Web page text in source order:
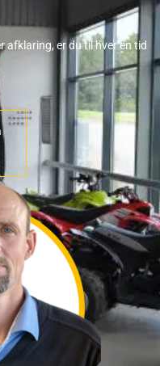
afklaring, er du til hver en tid